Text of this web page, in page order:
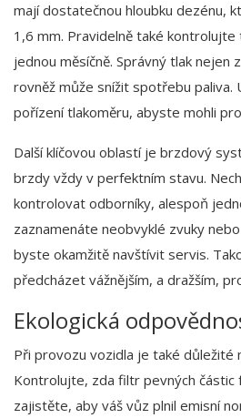
mají dostatečnou hloubku dezénu,
1,6 mm. Pravidelně také kontrolujte
jednou měsíčně. Správný tlak nejen
rovněž může snížit spotřebu paliva.
pořízení tlakoměru, abyste mohli
Další klíčovou oblastí je brzdový
brzdy vždy v perfektním stavu.
kontrolovat odborníky, alespoň
zaznamenáte neobvyklé zvuky
byste okamžitě navštívit servis.
předcházet vážnějším, a dražším,
Ekologická
Při provozu vozidla je také důležité
Kontrolujte, zda filtr pevných částic
zajistěte, aby váš vůz plnil emisní